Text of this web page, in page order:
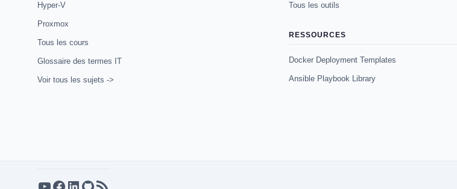
Hyper-V
Proxmox
Tous les cours
Glossaire des termes IT
Voir tous les sujets ->
Tous les outils
RESSOURCES
Docker Deployment Templates
Ansible Playbook Library
YouTube
Facebook
LinkedIn
GitHub
Flux RSS